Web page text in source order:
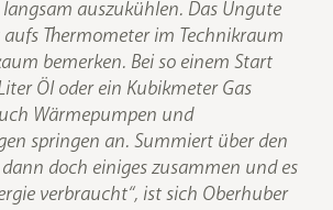
auszukühlen. Das Ungute
Thermometer im Technikraum
bemerken. Bei so einem Start
Öl oder ein Kubikmeter Gas
Wärmepumpen und
springen an. Summiert über den
doch einiges zusammen und es
verbraucht“, ist sich Oberhuber